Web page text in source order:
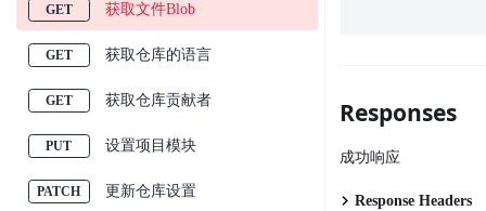
获取文件Blob
获取仓库的语言
获取仓库贡献者
设置项目模块
更新仓库设置
Responses
成功响应
Response Headers